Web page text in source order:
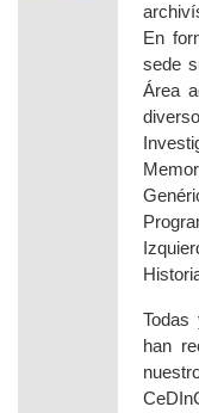
En
sede
Área
han